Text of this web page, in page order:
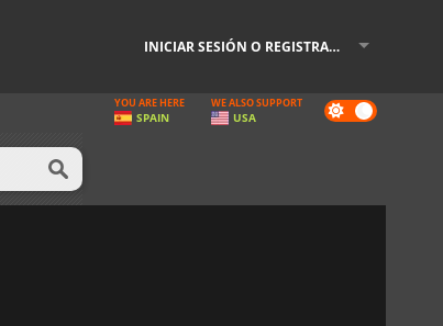
INICIAR SESIÓN O REGISTRARSE
Dark
mode
YOU ARE HERE
SPAIN
WE ALSO SUPPORT
USA